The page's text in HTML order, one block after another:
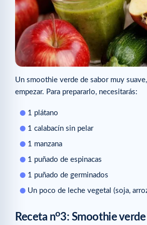
Un smoothie verde de sabor muy
empezar. Para prepararlo, necesitarás:
1 plátano
1 calabacín sin pelar
1 manzana
1 puñado de espinacas
1 puñado de germinados
Un poco de leche vegetal (soja,
Receta no3: Smoothie